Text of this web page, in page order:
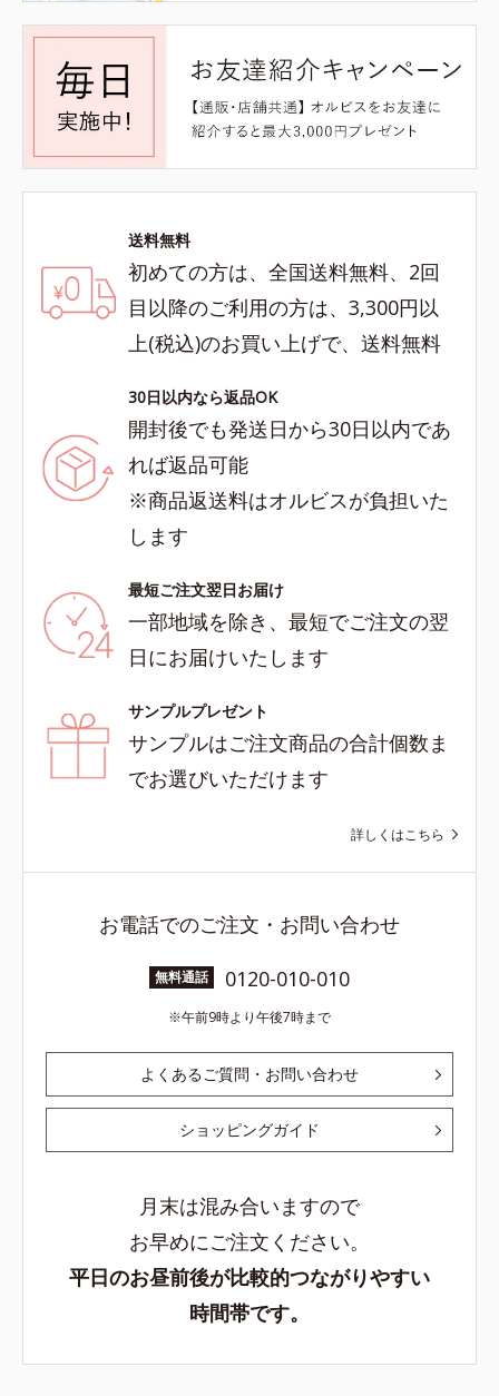
送料無料
初めての方は、全国送料無料、2回
目以降のご利用の方は、3,300円以
上(税込)のお買い上げで、送料無料
30日以内なら返品OK
開封後でも発送日から30日以内であ
れば返品可能
※商品返送料はオルビスが負担いた
します
最短ご注文翌日お届け
一部地域を除き、最短でご注文の翌
日にお届けいたします
サンプルプレゼント
サンプルはご注文商品の合計個数ま
でお選びいただけます
詳しくはこちら
お電話でのご注文・お問い合わせ
無料通話 0120-010-010
午前9時より午後7時まで
よくあるご質問・お問い合わせ
ショッピングガイド
月末は混み合いますので
お早めにご注文ください。
平日のお昼前後が比較的つながりやすい
時間帯です。